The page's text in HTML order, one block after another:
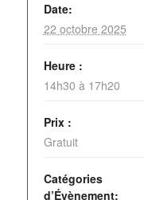
Date:
22 octobre 2025
Heure :
14h30 à 17h20
Prix :
Gratuit
Catégories
d’Évènement: